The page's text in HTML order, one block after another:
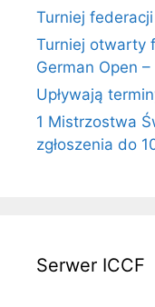
Turniej
Turniej otwarty
German Open
Upływają
1 Mistrzostwa
zgłoszenia do
Serwer ICCF